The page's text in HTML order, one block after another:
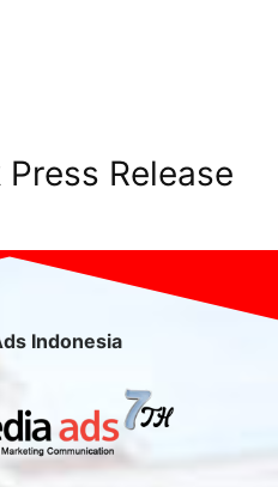
Release
Indonesia